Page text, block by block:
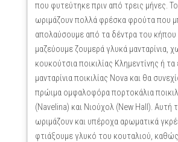
που φυτεύτηκε πριν από τρεις μήνες.
ωριμάζουν πολλά φρέσκα φρούτα που
απολαύσουμε από τα δέντρα του κήπου
μαζεύουμε ζουμερά γλυκά μανταρίνια,
κουκούτσια ποικιλίας Κλημεντίνης ή τα
μανταρίνια ποικιλίας Nova και θα
πρώιμα ομφαλοφόρα πορτοκάλια
(Navelina) και Νιούχολ (New Hall). Αυτή
ωριμάζουν και υπέροχα αρωματικά
φτιάξουμε γλυκό του κουταλιού,